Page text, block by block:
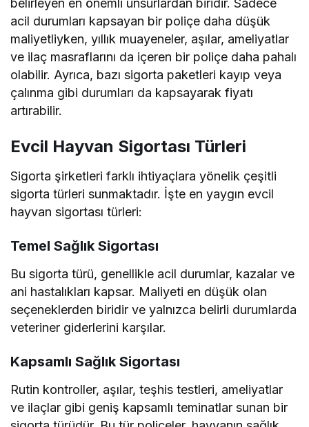
belirleyen en önemli unsurlardan biridir. Sadece
acil durumları kapsayan bir poliçe daha düşük
maliyetliyken, yıllık muayeneler, aşılar, ameliyatlar
ve ilaç masraflarını da içeren bir poliçe daha pahalı
olabilir. Ayrıca, bazı sigorta paketleri kayıp veya
çalınma gibi durumları da kapsayarak fiyatı
artırabilir.
Evcil Hayvan Sigortası Türleri
Sigorta şirketleri farklı ihtiyaçlara yönelik çeşitli
sigorta türleri sunmaktadır. İşte en yaygın evcil
hayvan sigortası türleri:
Temel Sağlık Sigortası
Bu sigorta türü, genellikle acil durumlar, kazalar ve
ani hastalıkları kapsar. Maliyeti en düşük olan
seçeneklerden biridir ve yalnızca belirli durumlarda
veteriner giderlerini karşılar.
Kapsamlı Sağlık Sigortası
Rutin kontroller, aşılar, teşhis testleri, ameliyatlar
ve ilaçlar gibi geniş kapsamlı teminatlar sunan bir